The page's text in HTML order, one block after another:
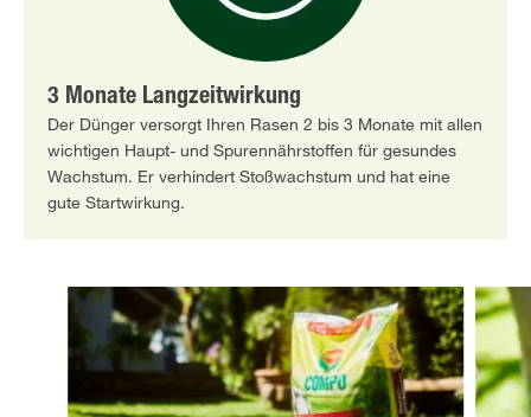
3 Monate Langzeitwirkung
Der Dünger versorgt Ihren Rasen 2 bis 3 Monate mit allen
wichtigen Haupt- und Spurennährstoffen für gesundes
Wachstum. Er verhindert Stoßwachstum und hat eine
gute Startwirkung.